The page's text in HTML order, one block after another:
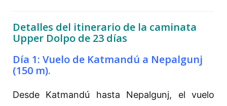
Detalles del itinerario de la caminata
Upper Dolpo de 23 días
Día 1: Vuelo de Katmandú a Nepalgunj
(150 m).
Desde Katmandú hasta Nepalgunj, el vuelo